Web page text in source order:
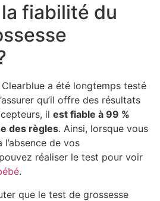
fiabilité du
a été longtemps testé
qu’il offre des résultats
il est fiable à 99 %
des règles. Ainsi, lorsque vous
de vos
réaliser le test pour voir
.
que le test de grossesse